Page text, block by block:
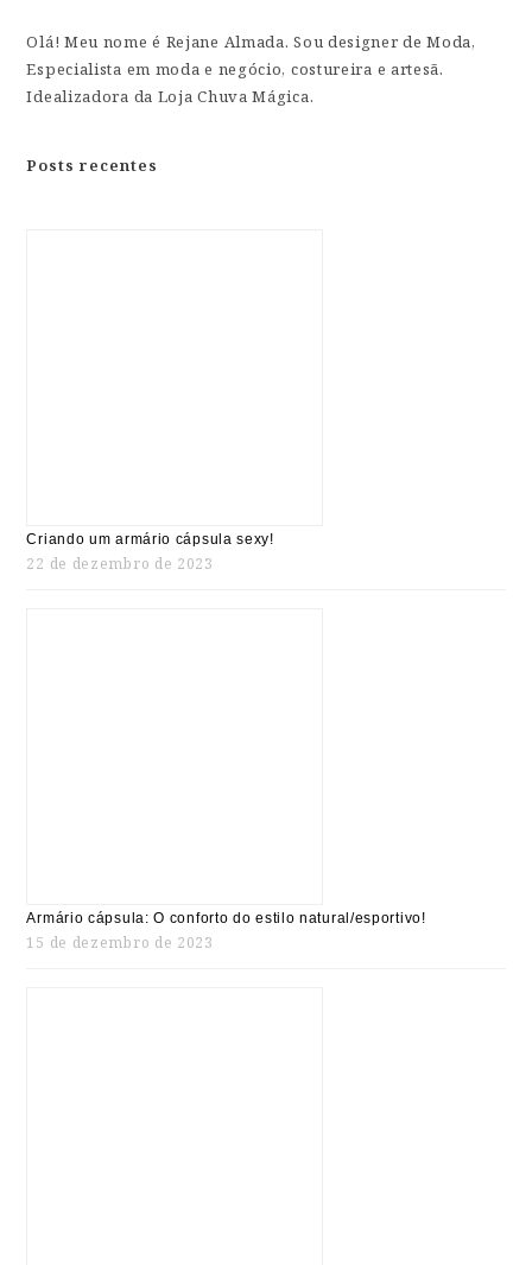
Olá! Meu nome é Rejane Almada. Sou designer de Moda,
Especialista em moda e negócio, costureira e artesã.
Idealizadora da Loja Chuva Mágica.
Posts recentes
Criando um armário cápsula sexy!
22 de dezembro de 2023
Armário cápsula: O conforto do estilo natural/esportivo!
15 de dezembro de 2023